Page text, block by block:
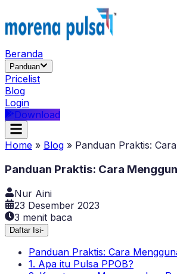
Beranda
Panduan
Pricelist
Blog
Login
Download
Home » Blog » Panduan Praktis:
Panduan Praktis: Cara
Nur Aini
23 Desember 2023
3 menit baca
Daftar Isi-
Panduan Praktis: Cara
1. Apa itu Pulsa PPOB?